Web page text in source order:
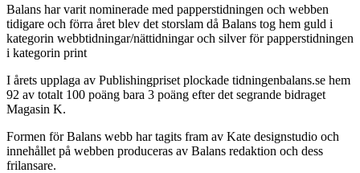
Balans har varit nominerade med papperstidningen och webben
tidigare och förra året blev det storslam då Balans tog hem guld i
kategorin webbtidningar/nättidningar och silver för papperstidningen
i kategorin print
I årets upplaga av Publishingpriset plockade tidningenbalans.se hem
92 av totalt 100 poäng bara 3 poäng efter det segrande bidraget
Magasin K.
Formen för Balans webb har tagits fram av Kate designstudio och
innehållet på webben produceras av Balans redaktion och dess
frilansare.